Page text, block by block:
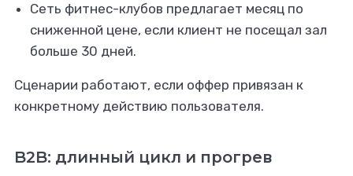
Сеть фитнес-клубов предлагает месяц по
сниженной цене, если клиент не посещал зал
больше 30 дней.
Сценарии работают, если оффер привязан к
конкретному действию пользователя.
B2B: длинный цикл и прогрев